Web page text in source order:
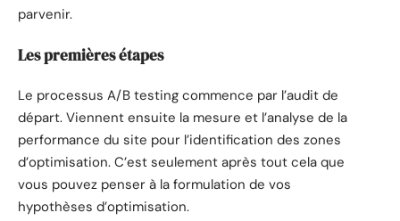
parvenir.
Les premières étapes
Le processus A/B testing commence par l’audit de
départ. Viennent ensuite la mesure et l’analyse de la
performance du site pour l’identification des zones
d’optimisation. C’est seulement après tout cela que
vous pouvez penser à la formulation de vos
hypothèses d’optimisation.